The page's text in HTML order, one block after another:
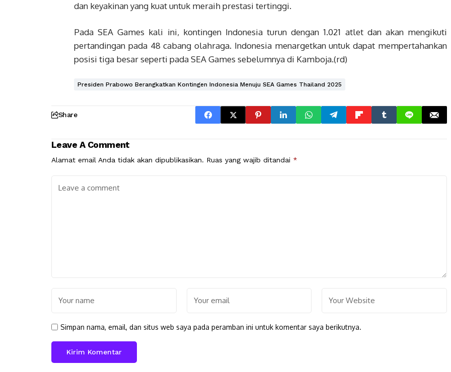
dan keyakinan yang kuat untuk meraih prestasi tertinggi.
Pada SEA Games kali ini, kontingen Indonesia turun dengan 1.021 atlet dan akan mengikuti
pertandingan pada 48 cabang olahraga. Indonesia menargetkan untuk dapat mempertahankan
posisi tiga besar seperti pada SEA Games sebelumnya di Kamboja.(rd)
Presiden Prabowo Berangkatkan Kontingen Indonesia Menuju SEA Games Thailand 2025
Share
Leave A Comment
Alamat email Anda tidak akan dipublikasikan. Ruas yang wajib ditandai *
Simpan nama, email, dan situs web saya pada peramban ini untuk komentar saya berikutnya.